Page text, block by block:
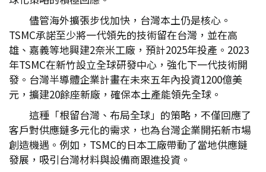
儘管海外擴張步伐加快，台灣本土仍是核心。
TSMC承諾至少將一代領先的技術留在台灣，並在高
雄、嘉義等地興建2奈米工廠，預計2025年投產。2023
年TSMC在新竹設立全球研發中心，強化下一代技術開
發。台灣半導體企業計畫在未來五年內投資1200億美
元，擴建20餘座新廠，確保本土產能領先全球。
這種「根留台灣、布局全球」的策略，不僅回應了
客戶對供應鏈多元化的需求，也為台灣企業開拓新市場
創造機遇。例如，TSMC的日本工廠帶動了當地供應鏈
發展，吸引台灣材料與設備商跟進投資。